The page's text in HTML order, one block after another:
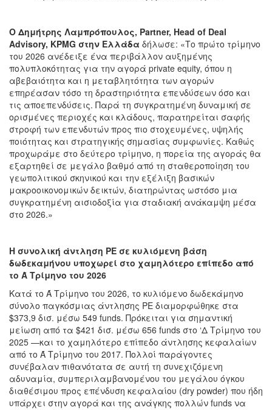
O Δημήτρης Λαμπρόπουλος, Partner, Head of Deal
Advisory, KPMG στην Ελλάδα δήλωσε: «Το πρώτο τρίμηνο
του 2026 ανέδειξε ένα περιβάλλον αυξημένης
πολυπλοκότητας για την αγορά private equity, όπου η
αβεβαιότητα και η μεταβλητότητα των αγορών
επηρέασαν τόσο τη δραστηριότητα επενδύσεων όσο και
τις αποεπενδύσεις. Παρά τη συγκρατημένη δυναμική σε
ορισμένες περιοχές και κλάδους, παρατηρείται σαφής
στροφή των επενδυτών προς πιο στοχευμένες, υψηλής
ποιότητας και στρατηγικής σημασίας συμφωνίες. Καθώς
προχωράμε στο δεύτερο τρίμηνο, η πορεία της αγοράς θα
εξαρτηθεί σε μεγάλο βαθμό από τη σταθεροποίηση του
γεωπολιτικού σκηνικού και την εξέλιξη βασικών
μακροοικονομικών δεικτών, διατηρώντας ωστόσο μια
συγκρατημένη αισιοδοξία για σταδιακή ανάκαμψη μέσα
στο 2026.»
Η συνολική άντληση PE σε κυλιόμενη βάση
δωδεκαμήνου υποχωρεί στο χαμηλότερο επίπεδο από
το Ά Τρίμηνο του 2026
Κατά το Ά Τρίμηνο του 2026, το κυλιόμενο δωδεκάμηνο
σύνολο παγκόσμιας άντλησης PE διαμορφώθηκε στα
$373,9 δισ. μέσω 549 funds. Πρόκειται για σημαντική
μείωση από τα $421 δισ. μέσω 656 funds στο ‘Δ Τρίμηνο του
2025 —και το χαμηλότερο επίπεδο άντλησης κεφαλαίων
από το Ά Τρίμηνο του 2017. Πολλοί παράγοντες
συνέβαλαν πιθανότατα σε αυτή τη συνεχιζόμενη
αδυναμία, συμπεριλαμβανομένου του μεγάλου όγκου
διαθέσιμου προς επένδυση κεφαλαίου (dry powder) που ήδη
υπάρχει στην αγορά και της ανάγκης πολλών funds να